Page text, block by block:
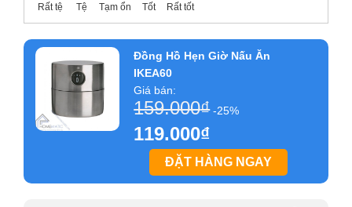
Rất tệ Tệ Tạm ổn Tốt Rất tốt
Đồng Hồ Hẹn Giờ Nấu Ăn
IKEA60
Giá bán:
159.000₫-25%
119.000₫
ĐẶT HÀNG NGAY